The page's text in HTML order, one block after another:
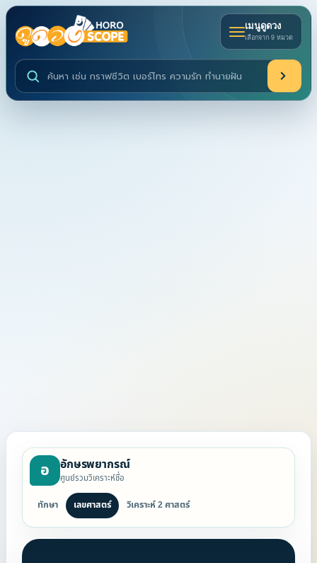
ค้นหาบริการดูดวงและบทความ
เมนูดูดวง
เลือกจาก 9 หมวด
อ อักษรพยากรณ์
ศูนย์รวมวิเคราะห์ชื่อ
ทักษา เลขศาสตร์ วิเคราะห์ 2 ศาสตร์